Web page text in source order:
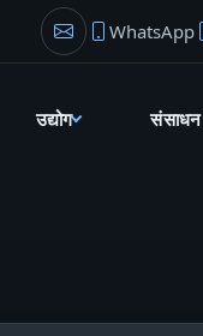
फाउंडर ईमेलWhatsApp
उद्योग संसाधन